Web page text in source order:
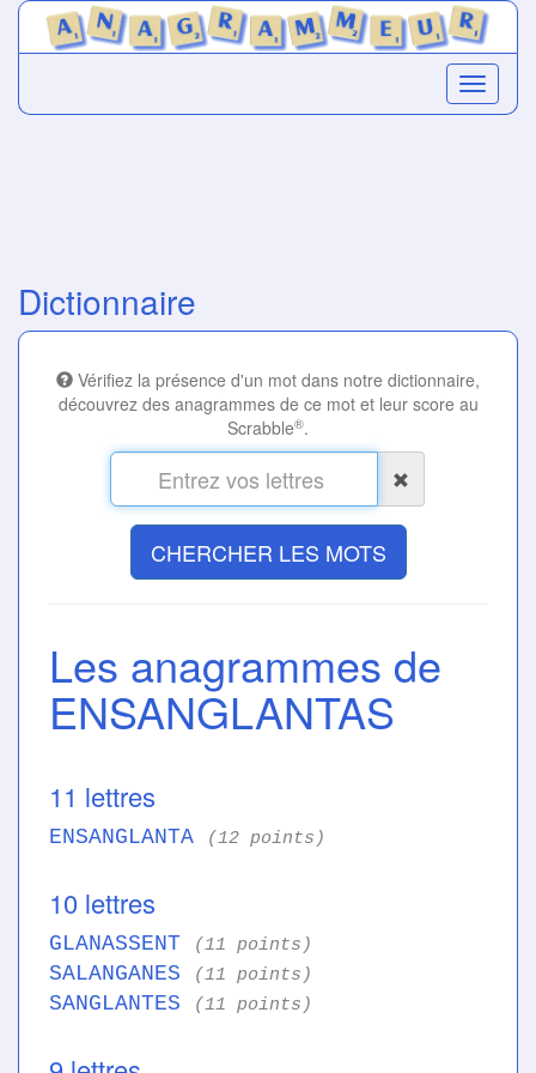
Dictionnaire
Vérifiez la présence d'un mot dans notre dictionnaire,
découvrez des anagrammes de ce mot et leur score au
Scrabble®.
CHERCHER LES MOTS
Les anagrammes de
ENSANGLANTAS
11 lettres
ENSANGLANTA (12 points)
10 lettres
GLANASSENT (11 points)
SALANGANES (11 points)
SANGLANTES (11 points)